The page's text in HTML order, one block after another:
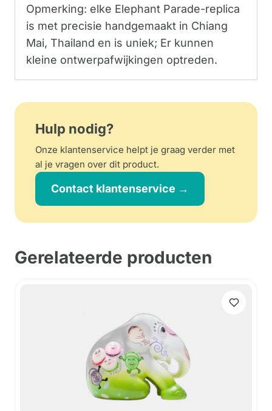
Opmerking: elke Elephant Parade-replica
is met precisie handgemaakt in Chiang
Mai, Thailand en is uniek; Er kunnen
kleine ontwerpafwijkingen optreden.
Hulp nodig?
Onze klantenservice helpt je graag verder met
al je vragen over dit product.
Contact klantenservice →
Gerelateerde producten